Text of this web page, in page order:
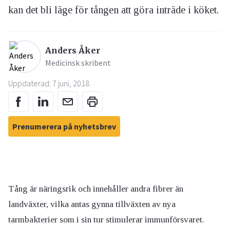
kan det bli läge för tången att göra inträde i köket.
Anders Åker
Medicinsk skribent
Uppdaterad: 7 juni, 2018
Prenumerera på nyhetsbrev
Tång är näringsrik och innehåller andra fibrer än
landväxter, vilka antas gynna tillväxten av nya
tarmbakterier som i sin tur stimulerar immunförsvaret.